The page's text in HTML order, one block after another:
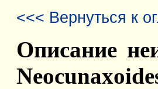
<<< Вернуться к
Описание